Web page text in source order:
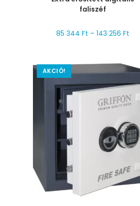
faliszéf
85 344 Ft – 143 256 Ft
AKCIÓ!